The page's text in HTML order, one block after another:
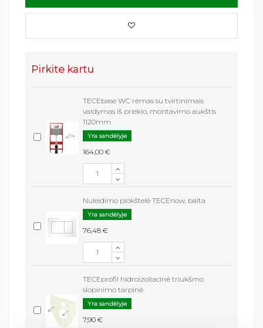
Pirkite kartu
TECEbase WC rėmas su tvirtinimais
valdymas iš priekio, montavimo aukštis
1120mm
Yra sandėlyje
164,00 €
Nuleidimo plokštelė TECEnow, balta
Yra sandėlyje
76,48 €
TECEprofil hidroizoliacinė triukšmo
slopinimo tarpinė
Yra sandėlyje
7,90 €